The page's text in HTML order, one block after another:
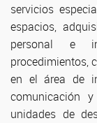
servicios
espacios,
personal e
procedimientos,
en el área de
comunicación
unidades de